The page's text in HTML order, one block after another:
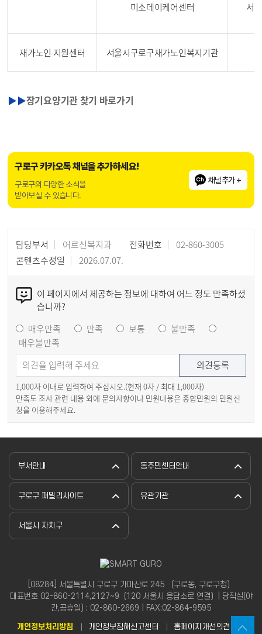
미소데이케어센터 서
재가노인 지원센터 서울시구로구재가노인복지기관
▶▶장기요양기관 찾기 바로가기
구로구 카카오톡 채널을 추가하세요!
구로구의 다양한 소식을
받아보실 수 있습니다.
채널추가 +
담당부서 어르신복지과 전화번호
02-860-3005
콘텐츠수정일
2026.07.07.
이 페이지에서 제공하는 정보에 대하여 어느 정도 만족하셨
습니까?
매우만족
만족 보통
불만족
매우불만족
1,000자 이내로 입력하여 주십시오.(현재 0자 / 최대 1,000자)
만족도 조사 관련 내용 외에 문의사항이나 민원내용은 종합민원의 민원신
청을 이용해주세요.
부서안내 동주민센터안내
구로구 패밀리사이트 유관기관
서울시 자치구
[08284] 서울특별시 구로구 가마산로 245 （구로동, 구로구청）
대표번호 02-860-2114,2127~9（120 서울시 응답소로 연결）| 당직실(야
간,공휴일) : 02-860-2669 | FAX:02-864-9595
개인정보처리방침 개인정보침해신고센터 홈페이지개선의견